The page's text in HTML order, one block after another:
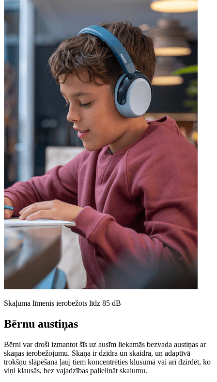
Skaļuma līmenis ierobežots līdz 85 dB
Bērnu austiņas
Bērni var droši izmantot šīs uz ausīm liekamās bezvada austiņas ar
skaņas ierobežojumu. Skaņa ir dzidra un skaidra, un adaptīvā
trokšņu slāpēšana ļauj tiem koncentrēties klusumā vai arī dzirdēt, ko
viņi klausās, bez vajadzības palielināt skaļumu.